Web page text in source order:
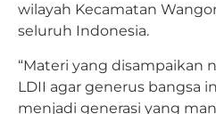
wilayah Kecamatan
seluruh Indonesia.
“Materi yang disampaikan
LDII agar generus bangsa
menjadi generasi yang